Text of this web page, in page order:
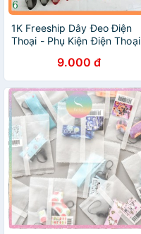
1K Freeship Dây Đeo Điện
Thoại - Phụ Kiện Điện Thoại
9.000 đ